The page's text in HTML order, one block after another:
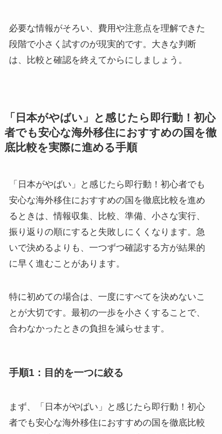
必要な情報がそろい、費用や注意点を理解できた
段階で小さく試すのが現実的です。大きな判断
は、比較と確認を終えてからにしましょう。
「日本がやばい」と感じたら即行動！初心
者でも安心な海外移住におすすめの国を徹
底比較を実際に進める手順
「日本がやばい」と感じたら即行動！初心者でも
安心な海外移住におすすめの国を徹底比較を進め
るときは、情報収集、比較、準備、小さな実行、
振り返りの順にすると失敗しにくくなります。急
いで決めるよりも、一つずつ確認する方が結果的
に早く進むことがあります。
特に初めての場合は、 一度にすべてを決めないこ
とが大切です。最初の一歩を小さくすることで、
合わなかったときの負担を減らせます。
手順1：目的を一つに絞る
まず、「日本がやばい」と感じたら即行動！初心
者でも安心な海外移住におすすめの国を徹底比較